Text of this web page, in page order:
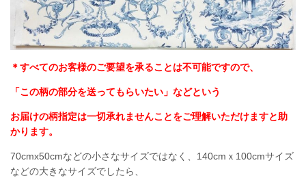
＊すべてのお客様のご要望を承ることは不可能ですので、
「この柄の部分を送ってもらいたい」などという
お届けの柄指定は一切承れませんことをご理解いただけますと助
かります。
70cmx50cmなどの小さなサイズではなく、140cmｘ100cmサイズ
などの大きなサイズでしたら、